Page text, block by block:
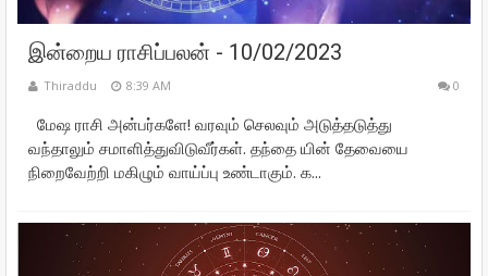
இன்றைய ராசிப்பலன் - 10/02/2023
Thiraddu 8:39 AM 0
மேஷ ராசி அன்பர்களே! வரவும் செலவும் அடுத்தடுத்து
வந்தாலும் சமாளித்துவிடுவீர்கள். தந்தை யின் தேவையை
நிறைவேற்றி மகிழும் வாய்ப்பு உண்டாகும். க...